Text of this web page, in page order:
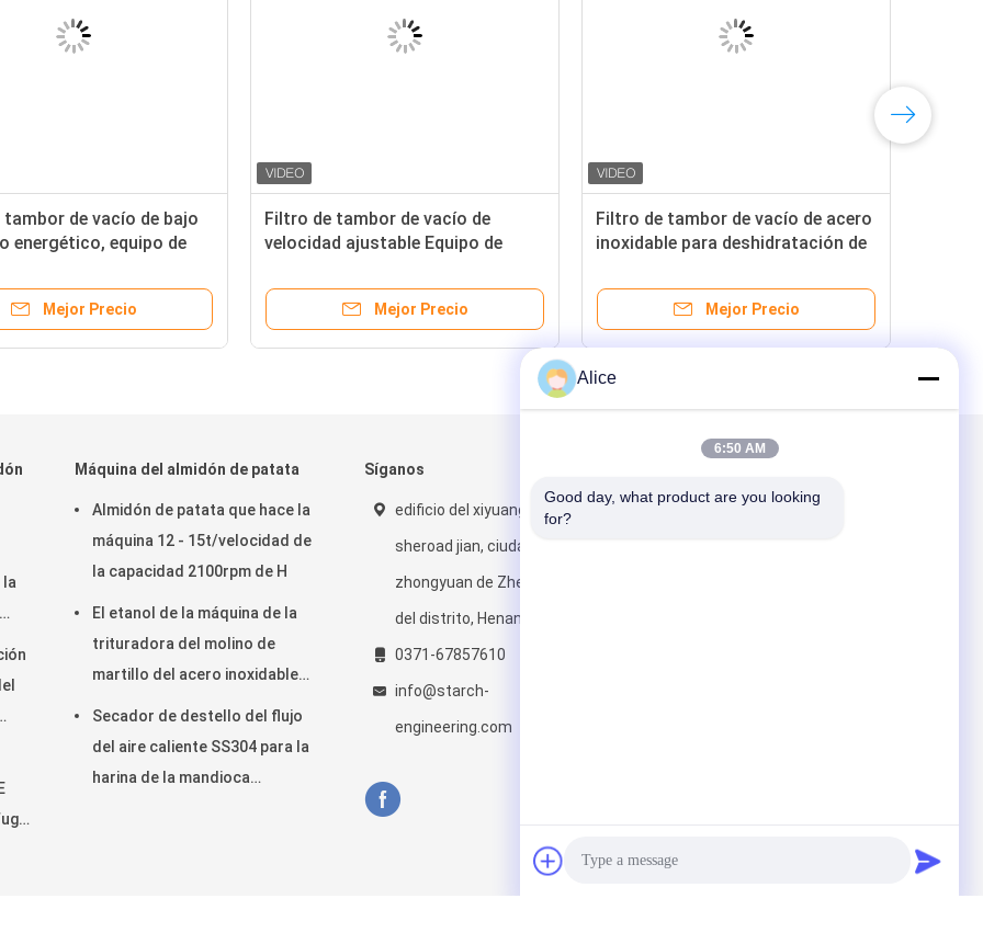
de vacío de bajo
energético, equipo de
profundo del
Mejor Precio
Filtro de tambor de vacío de
velocidad ajustable Equipo de
almidón de tubérculos
Mejor Precio
Filtro de tambor de vacío de acero
inoxidable para deshidratación de
Mejor Precio
Máquina del almidón de patata
Almidón de patata que hace la
máquina 12 - 15t/velocidad de
la capacidad 2100rpm de H
El etanol de la máquina de la
trituradora del molino de
martillo del acero inoxidable
Secador de destello del flujo
del aire caliente SS304 para la
harina de la mandioca
Síganos
edificio del xiyuanguoji,
sheroad jian, ciudad
zhongyuan de Zhengzhou
del distrito, Henan
0371-67857610
info@starch-
engineering.com
Alice
6:50 AM
Good day, what product are you looking
for?